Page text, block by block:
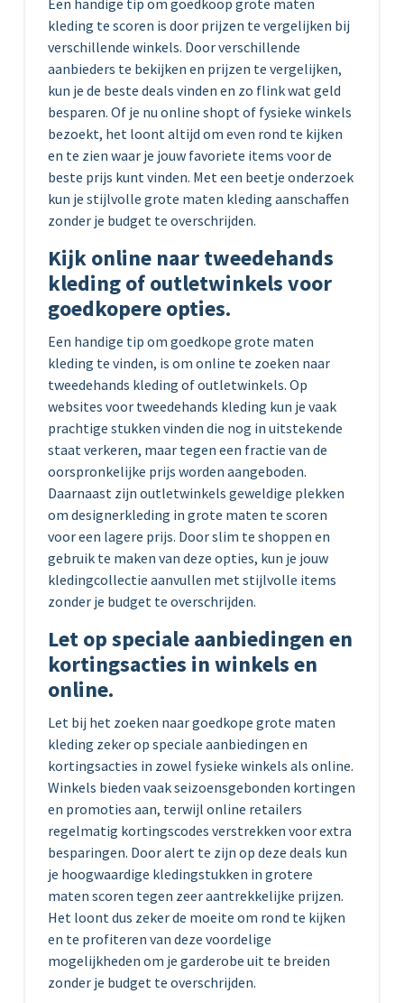
kleding te scoren is door prijzen te vergelijken bij
verschillende winkels. Door verschillende
aanbieders te bekijken en prijzen te vergelijken,
kun je de beste deals vinden en zo flink wat geld
besparen. Of je nu online shopt of fysieke winkels
bezoekt, het loont altijd om even rond te kijken
en te zien waar je jouw favoriete items voor de
beste prijs kunt vinden. Met een beetje onderzoek
kun je stijlvolle grote maten kleding aanschaffen
zonder je budget te overschrijden.
Kijk online naar tweedehands
kleding of outletwinkels voor
goedkopere opties.
Een handige tip om goedkope grote maten
kleding te vinden, is om online te zoeken naar
tweedehands kleding of outletwinkels. Op
websites voor tweedehands kleding kun je vaak
prachtige stukken vinden die nog in uitstekende
staat verkeren, maar tegen een fractie van de
oorspronkelijke prijs worden aangeboden.
Daarnaast zijn outletwinkels geweldige plekken
om designerkleding in grote maten te scoren
voor een lagere prijs. Door slim te shoppen en
gebruik te maken van deze opties, kun je jouw
kledingcollectie aanvullen met stijlvolle items
zonder je budget te overschrijden.
Let op speciale aanbiedingen en
kortingsacties in winkels en
online.
Let bij het zoeken naar goedkope grote maten
kleding zeker op speciale aanbiedingen en
kortingsacties in zowel fysieke winkels als online.
Winkels bieden vaak seizoensgebonden kortingen
en promoties aan, terwijl online retailers
regelmatig kortingscodes verstrekken voor extra
besparingen. Door alert te zijn op deze deals kun
je hoogwaardige kledingstukken in grotere
maten scoren tegen zeer aantrekkelijke prijzen.
Het loont dus zeker de moeite om rond te kijken
en te profiteren van deze voordelige
mogelijkheden om je garderobe uit te breiden
zonder je budget te overschrijden.